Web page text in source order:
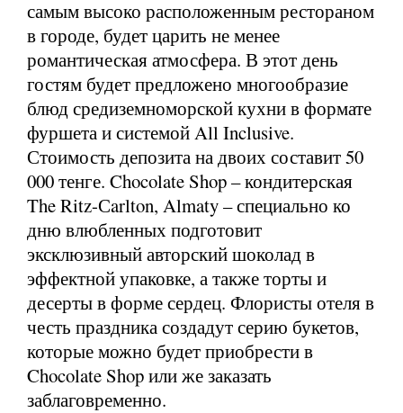
самым высоко расположенным рестораном
в городе, будет царить не менее
романтическая атмосфера. В этот день
гостям будет предложено многообразие
блюд средиземноморской кухни в формате
фуршета и системой All Inclusive.
Стоимость депозита на двоих составит 50
000 тенге. Chocolate Shop – кондитерская
The Ritz-Сarlton, Almaty – специально ко
дню влюбленных подготовит
эксклюзивный авторский шоколад в
эффектной упаковке, а также торты и
десерты в форме сердец. Флористы отеля в
честь праздника создадут серию букетов,
которые можно будет приобрести в
Chocolate Shop или же заказать
заблаговременно.